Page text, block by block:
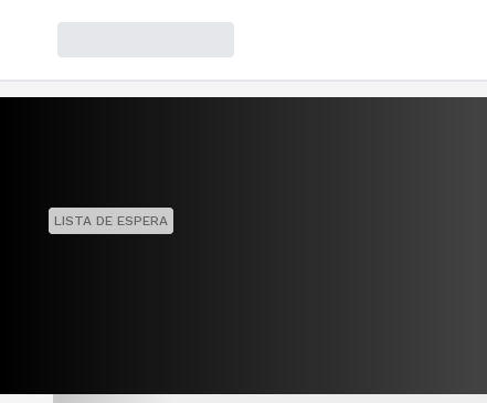
LISTA DE ESPERA